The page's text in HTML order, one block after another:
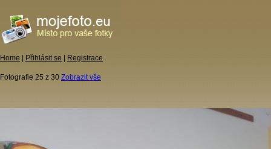
Home Přihlásit se Registrace
Fotografie 25 z 30 Zobrazit vše